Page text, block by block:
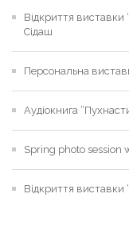
Відкриття виставки
Сідаш
Персональна
Аудіокнига
Spring photo session
Відкриття виставки